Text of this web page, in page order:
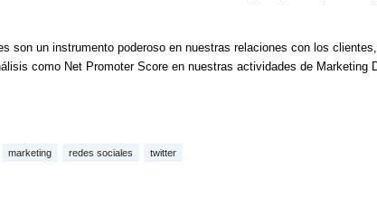
son un instrumento poderoso en nuestras relaciones con los
como Net Promoter Score en nuestras actividades de Marketing
marketing redes sociales twitter